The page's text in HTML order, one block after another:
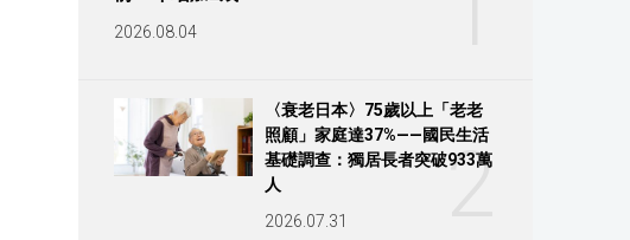
2026.08.04
2
〈衰老日本〉75歲以上「老老
照顧」家庭達37%——國民生活
基礎調查：獨居長者突破933萬
人
2026.07.31